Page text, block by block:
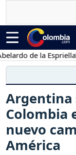
de la Espriella
Argentina
Colombia
nuevo
América